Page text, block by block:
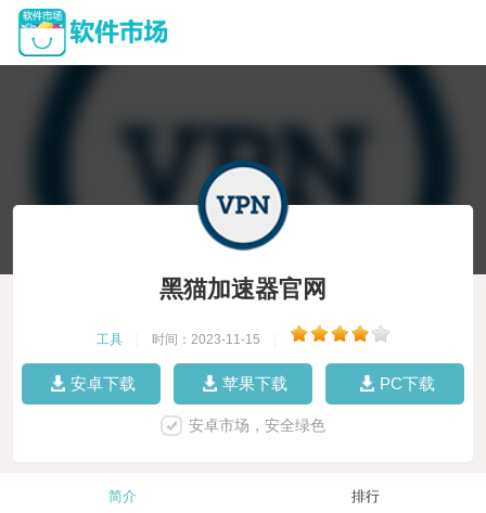
黑猫加速器官网
工具 时间：2023-11-15
安卓下载 苹果下载 PC下载
安卓市场，安全绿色
简介 排行